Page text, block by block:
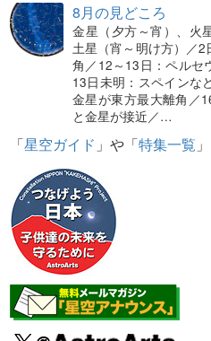
8月の見どころ
金星（夕方～宵）、火
土星（宵～明け方）／
角／12～13日：ペルセ
13日未明：スペインな
金星が東方最大離角／
と金星が接近／…
「星空ガイド 」や「特集一覧